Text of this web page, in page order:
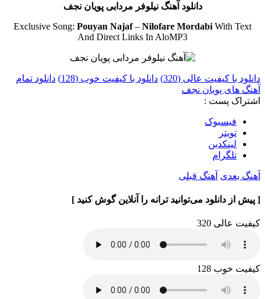
دانلود آهنگ نیلوفر مردابی پویان نجف
Exclusive Song: Pouyan Najaf– Nilofare Mordabi With Text
And Direct Links In AloMP3
دانلود با کیفیت عالی (320) دانلود با کیفیت خوب (128)
دانلود تمام
آهنگ های پویان نجف
اشتراک پست :
فيسبوک
تويتر
لینکدین
تلگرام
آهنگ بعدی آهنگ قبلی
[ پیش از دانلود می‌توانید ترانه را آنلاین گوش کنید ]
کیفیت عالی 320
کیفیت خوب 128